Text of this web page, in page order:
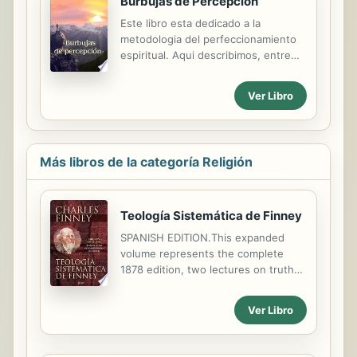
Este libro esta dedicado a la
metodologia del perfeccionamiento
espiritual. Aqui describimos, entre
la ascension y mencionamos posibles
errores. Tambien presentamos las
Revelaciones de los Espiritus Santos.
El libro esta destinado a todos
estan dispuestos a dedicar sus vidas
al Camino espiritual."
Ver Libro
Más libros de la categoría Religión
Teología Sistemática de Finney
SPANISH EDITION.This expanded
volume represents the complete
1878 edition, two lectures on truth
editions, a comprehensive
introduction from L.G. Parkhurst Jr.,
plus appendixes, a glossary and a
Ver Libro